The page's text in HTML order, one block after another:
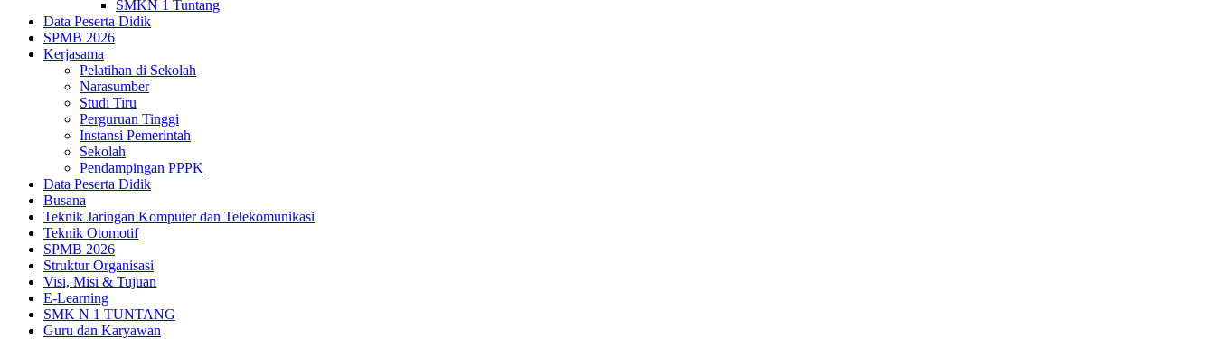
SMKN 1 Tuntang
Data Peserta Didik
SPMB 2026
Kerjasama
Pelatihan di Sekolah
Narasumber
Studi Tiru
Perguruan Tinggi
Instansi Pemerintah
Sekolah
Pendampingan PPPK
Data Peserta Didik
Busana
Teknik Jaringan Komputer dan Telekomunikasi
Teknik Otomotif
SPMB 2026
Struktur Organisasi
Visi, Misi & Tujuan
E-Learning
SMK N 1 TUNTANG
Guru dan Karyawan